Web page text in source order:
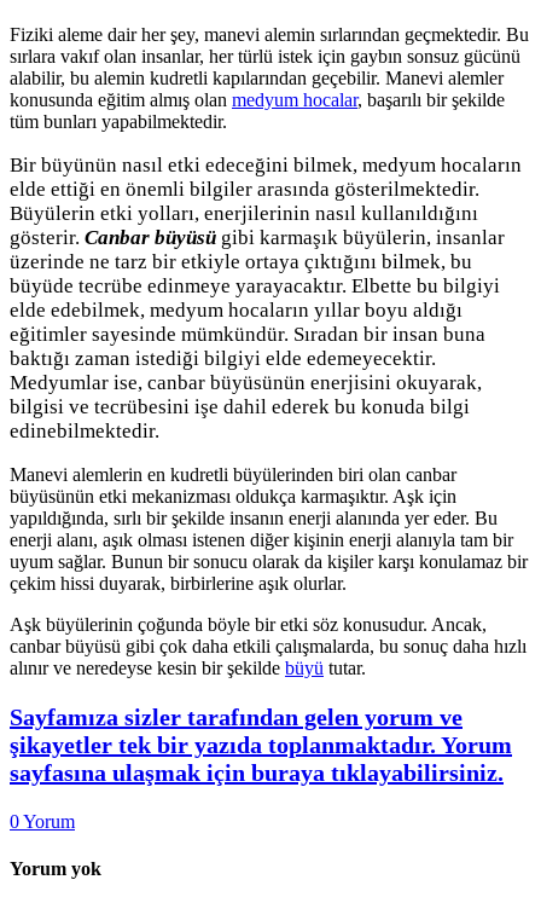
Fiziki aleme dair her şey, manevi alemin sırlarından geçmektedir. Bu
sırlara vakıf olan insanlar, her türlü istek için gaybın sonsuz gücünü
alabilir, bu alemin kudretli kapılarından geçebilir. Manevi alemler
konusunda eğitim almış olan medyum hocalar, başarılı bir şekilde
tüm bunları yapabilmektedir.
Bir büyünün nasıl etki edeceğini bilmek, medyum hocaların
elde ettiği en önemli bilgiler arasında gösterilmektedir.
Büyülerin etki yolları, enerjilerinin nasıl kullanıldığını
gösterir. Canbar büyüsü gibi karmaşık büyülerin, insanlar
üzerinde ne tarz bir etkiyle ortaya çıktığını bilmek, bu
büyüde tecrübe edinmeye yarayacaktır. Elbette bu bilgiyi
elde edebilmek, medyum hocaların yıllar boyu aldığı
eğitimler sayesinde mümkündür. Sıradan bir insan buna
baktığı zaman istediği bilgiyi elde edemeyecektir.
Medyumlar ise, canbar büyüsünün enerjisini okuyarak,
bilgisi ve tecrübesini işe dahil ederek bu konuda bilgi
edinebilmektedir.
Manevi alemlerin en kudretli büyülerinden biri olan canbar
büyüsünün etki mekanizması oldukça karmaşıktır. Aşk için
yapıldığında, sırlı bir şekilde insanın enerji alanında yer eder. Bu
enerji alanı, aşık olması istenen diğer kişinin enerji alanıyla tam bir
uyum sağlar. Bunun bir sonucu olarak da kişiler karşı konulamaz bir
çekim hissi duyarak, birbirlerine aşık olurlar.
Aşk büyülerinin çoğunda böyle bir etki söz konusudur. Ancak,
canbar büyüsü gibi çok daha etkili çalışmalarda, bu sonuç daha hızlı
alınır ve neredeyse kesin bir şekilde büyü tutar.
Sayfamıza sizler tarafından gelen yorum ve
şikayetler tek bir yazıda toplanmaktadır. Yorum
sayfasına ulaşmak için buraya tıklayabilirsiniz.
0Yorum
Yorum yok